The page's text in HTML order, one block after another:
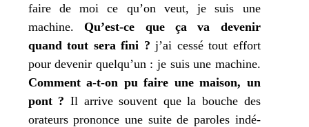
faire demoi ce qu’on veut,je suis une
machine.Qu’est-ce que ça va deve­nir
quand tout sera fini ? j’ai ces­sé tout effort
pour deve­nir quelqu’un : jesuis une machine.
Comment a‑t-on pu faire une mai­son, un
pont ? Il arrive sou­vent que la bouche des
ora­teurs pro­nonce une suite de paroles indé­